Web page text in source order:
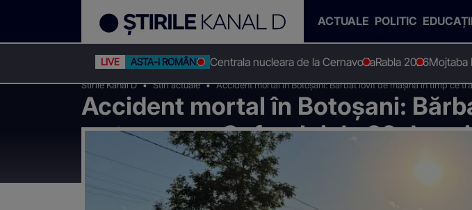
ACTUALE POLITIC
LIVE ASTA-I ROMÂNIA Centrala nucleara de la CernavodaRabla 2026Mojtaba
Stirile Kanal D Stiri actuale Accident mortal în Botoșani: Bărbat lovit de mașină în timp ce
Accident mortal în Botoșani:
ce traversa. Șoferului de 32 de
realizat ce s-a întâmplat